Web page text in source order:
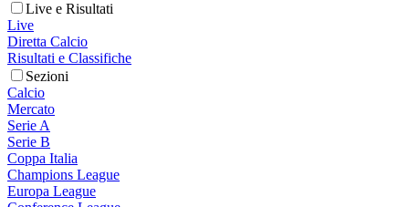
Live e Risultati
Live
Diretta Calcio
Risultati e Classifiche
Sezioni
Calcio
Mercato
Serie A
Serie B
Coppa Italia
Champions League
Europa League